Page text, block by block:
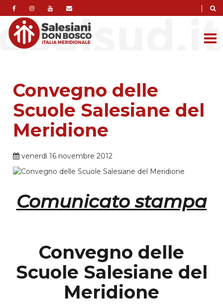
|
Convegno delle
Scuole Salesiane del
Meridione
venerdì 16 novembre 2012
Comunicato stampa
Convegno delle
Scuole Salesiane del
Meridione